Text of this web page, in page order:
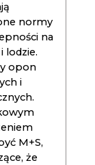
normy
na
lodzie.
opon
i
M+S,
że